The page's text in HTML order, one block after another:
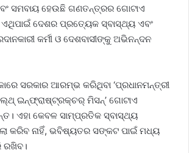
ସମବାୟ ହେଉଛି ଗଣତନ୍ତ୍ରର ଗୋଟାଏ
ଏଥିପାଇଁ ଦେଶର ପ୍ରତ୍ୟେକ ସ୍ବାସ୍ଥ୍ୟ ଏବଂ
କର୍ମୀ ଓ ଦେଶବାସୀଙ୍କୁ ଅଭିନନ୍ଦନ
ସରକାର ଆରମ୍ଭ କରିଥିବା ‘ପ୍ରଧାନମନ୍ତ୍ରୀ
ଇନ୍‌ଫ୍ରାଷ୍ଟ୍ରକ୍‌ଚର୍‌ ମିସନ୍‌’ ଗୋଟାଏ
ଏହା କେବଳ ସାମ୍ପ୍ରତିକ ସ୍ବାସ୍ଥ୍ୟ
କରିବ ନାହିଁ, ଭବିଷ୍ୟତର ସଙ୍କଟ ପାଇଁ ମଧ୍ୟ